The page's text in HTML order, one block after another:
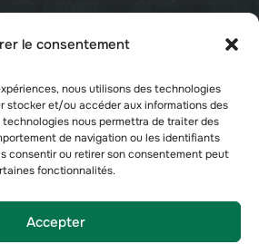
le consentement
nous utilisons des technologies
stocker et/ou accéder aux informations des
nous permettra de traiter des
de navigation ou les identifiants
consentir ou retirer son consentement peut
fonctionnalités.
Accepter
réservés.
d'utilisation
de désinscription